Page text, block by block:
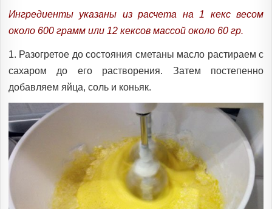
Ингредиенты указаны из расчета на 1 кекс весом
около 600 грамм или 12 кексов массой около 60 гр.
1. Разогретое до состояния сметаны масло растираем с
сахаром до его растворения. Затем постепенно
добавляем яйца, соль и коньяк.